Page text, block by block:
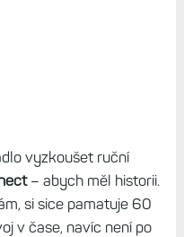
vyzkoušet ruční
– abych měl historii.
si sice pamatuje 60
v čase, navíc není po